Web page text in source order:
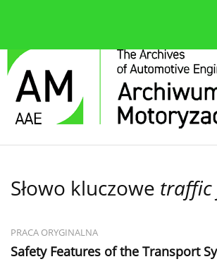
Słowo kluczowe traffic
PRACA ORYGINALNA
Safety Features of the Transport